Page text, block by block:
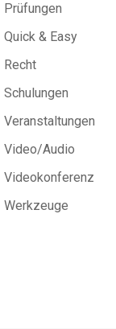
Prüfungen
Quick & Easy
Recht
Schulungen
Veranstaltungen
Video/Audio
Videokonferenz
Werkzeuge